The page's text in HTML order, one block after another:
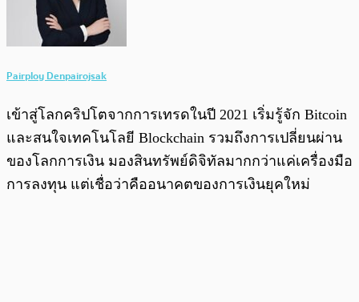
Pairploy Denpairojsak
เข้าสู่โลกคริปโตจากการเทรดในปี 2021 เริ่มรู้จัก Bitcoin
และสนใจเทคโนโลยี Blockchain รวมถึงการเปลี่ยนผ่าน
ของโลกการเงิน มองสินทรัพย์ดิจิทัลมากกว่าแค่เครื่องมือ
การลงทุน แต่เชื่อว่าคืออนาคตของการเงินยุคใหม่